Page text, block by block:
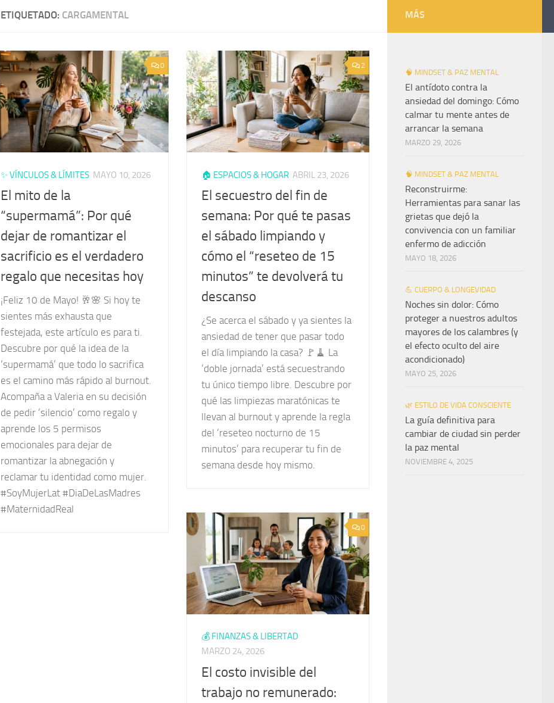
ETIQUETADO: CARGAMENTAL
0
✨ VÍNCULOS & LÍMITES MAYO 10, 2026
El mito de la
“supermamá”: Por qué
dejar de romantizar el
sacrificio es el verdadero
regalo que necesitas hoy
¡Feliz 10 de Mayo! 🥂🌸 Si hoy te
sientes más exhausta que
festejada, este artículo es para ti.
Descubre por qué la idea de la
‘supermamá’ que todo lo sacrifica
es el camino más rápido al burnout.
Acompaña a Valeria en su decisión
de pedir ‘silencio’ como regalo y
aprende los 5 permisos
emocionales para dejar de
romantizar la abnegación y
reclamar tu identidad como mujer.
#SoyMujerLat #DiaDeLasMadres
#MaternidadReal
2
🏠 ESPACIOS & HOGAR ABRIL 23, 2026
El secuestro del fin de
semana: Por qué te pasas
el sábado limpiando y
cómo el “reseteo de 15
minutos” te devolverá tu
descanso
¿Se acerca el sábado y ya sientes la
ansiedad de tener que pasar todo
el día limpiando la casa? 🚩🧹 La
‘doble jornada’ está secuestrando
tu único tiempo libre. Descubre por
qué las limpiezas maratónicas te
llevan al burnout y aprende la regla
del ‘reseteo nocturno de 15
minutos’ para recuperar tu fin de
semana desde hoy mismo.
0
💰 FINANZAS & LIBERTAD
MARZO 24, 2026
El costo invisible del
trabajo no remunerado:
MÁS
🧠 MINDSET & PAZ MENTAL
El antídoto contra la
ansiedad del domingo: Cómo
calmar tu mente antes de
arrancar la semana
MARZO 29, 2026
🧠 MINDSET & PAZ MENTAL
Reconstruirme:
Herramientas para sanar las
grietas que dejó la
convivencia con un familiar
enfermo de adicción
MAYO 18, 2026
💪 CUERPO & LONGEVIDAD
Noches sin dolor: Cómo
proteger a nuestros adultos
mayores de los calambres (y
el efecto oculto del aire
acondicionado)
MAYO 25, 2026
🌿 ESTILO DE VIDA CONSCIENTE
La guía definitiva para
cambiar de ciudad sin perder
la paz mental
NOVIEMBRE 4, 2025